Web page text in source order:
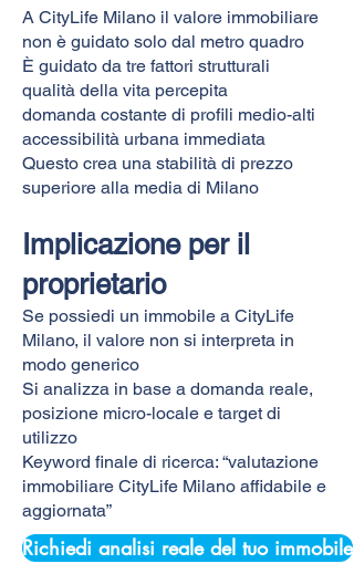
A CityLife Milano il valore immobiliare
non è guidato solo dal metro quadro
È guidato da tre fattori strutturali
qualità della vita percepita
domanda costante di profili medio-alti
accessibilità urbana immediata
Questo crea una stabilità di prezzo
superiore alla media di Milano
Implicazione per il
proprietario
Se possiedi un immobile a CityLife
Milano, il valore non si interpreta in
modo generico
Si analizza in base a domanda reale,
posizione micro-locale e target di
utilizzo
Keyword finale di ricerca: “valutazione
immobiliare CityLife Milano affidabile e
aggiornata”
Richiedi analisi reale del tuo immobile